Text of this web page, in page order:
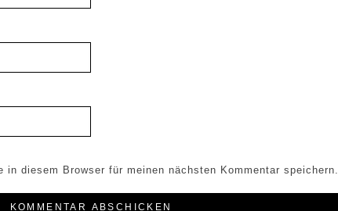
in diesem Browser für meinen nächsten Kommentar speichern.